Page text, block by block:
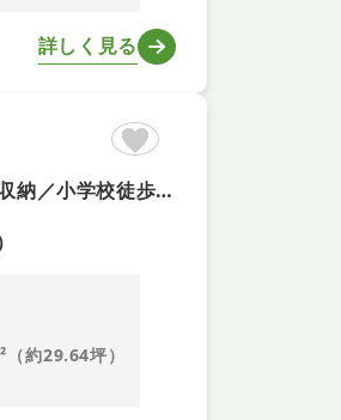
詳しく見る
■ご成約で『商品券５万円分』プレゼント ■２台駐車可能／ウッドデッキ付き ■全居室収納／小学校徒歩７分 ■本日ご対応可能！ ■当日のご相談予約はお電話がスムーズ
約29.64坪）